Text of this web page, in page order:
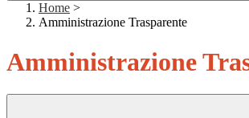
Home >
Amministrazione Trasparente
Amministrazione